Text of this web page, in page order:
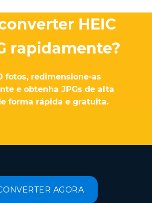
HEIC
rapidamente?
fotos, redimensione-as
e obtenha JPGs de alta
forma rápida e gratuita.
AGORA